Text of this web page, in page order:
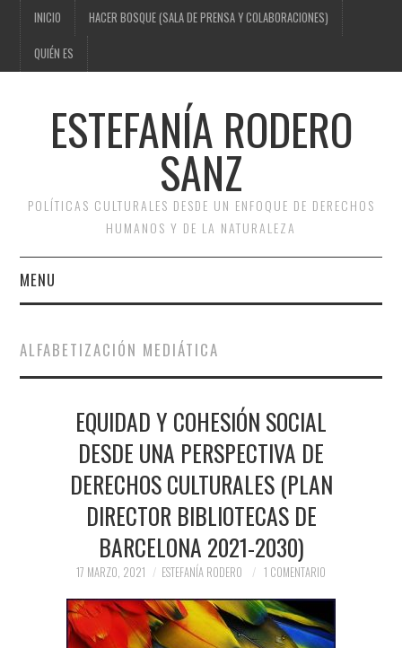
INICIO HACER BOSQUE (SALA DE PRENSA Y COLABORACIONES)
QUIÉN ES
ESTEFANÍA RODERO
SANZ
POLÍTICAS CULTURALES DESDE UN ENFOQUE DE DERECHOS
HUMANOS Y DE LA NATURALEZA
MENU
HACER BOSQUE (SALA DE
PRENSA Y
COLABORACIONES)
QUIÉN ES
ALFABETIZACIÓN MEDIÁTICA
EQUIDAD Y COHESIÓN SOCIAL
DESDE UNA PERSPECTIVA DE
DERECHOS CULTURALES (PLAN
DIRECTOR BIBLIOTECAS DE
BARCELONA 2021-2030)
17 MARZO, 2021 ESTEFANÍA RODERO 1 COMENTARIO